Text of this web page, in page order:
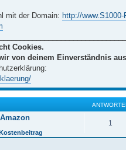
mit der Domain: http://www.S1000-
Cookies.
von deinem Einverständnis
1